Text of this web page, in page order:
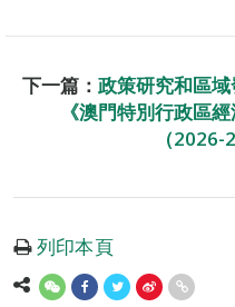
下一篇： 政策研究和區
《澳門特別行政區
（
列印本頁